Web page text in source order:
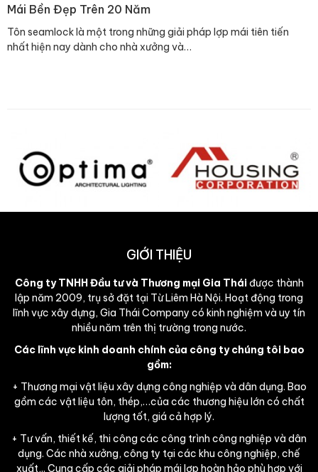
Mái Bền Đẹp Trên 20 Năm
Tôn seamlock là một trong những giải pháp lợp mái tiên tiến
nhất hiện nay dành cho nhà xưởng và…
GIỚI THIỆU
Công ty TNHH Đầu tư và Thương mại Gia Tháiđược thành
lập năm 2009, trụ sở đặt tại Từ Liêm Hà Nội. Hoạt động trong
lĩnh vực xây dựng, Gia Thái Company có kinh nghiệm và uy tín
nhiều năm trên thị trường trong nước.
Các lĩnh vực kinh doanh chính của công ty chúng tôi bao
gồm:
+ Thương mại vật liệu xây dựng công nghiệp và dân dụng. Bao
gồm các vật liệu tôn, thép,…của các thương hiệu lớn có chất
lượng tốt, giá cả hợp lý.
+ Tư vấn, thiết kế, thi công các công trình công nghiệp và dân
dụng. Các nhà xưởng, công ty tại các khu công nghiệp, chế
xuất,.. Cung cấp các giải pháp mái lợp hoàn hảo phù hợp với